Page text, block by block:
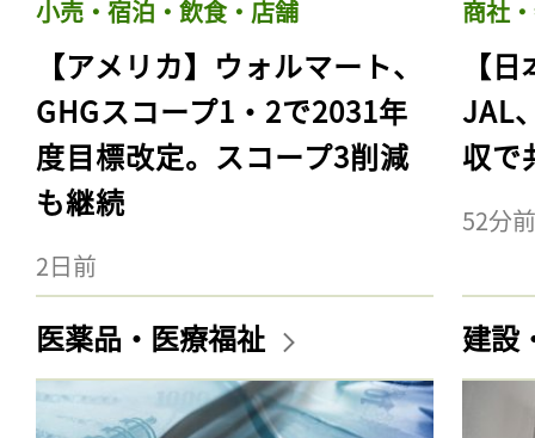
小売・宿泊・飲食・店舗
【アメリカ】ウォルマート、
GHGスコープ1・2で2031年
度目標改定。スコープ3削減
も継続
2日前
商社
【
JAL
収で
52分前
医薬品・医療福祉 建設